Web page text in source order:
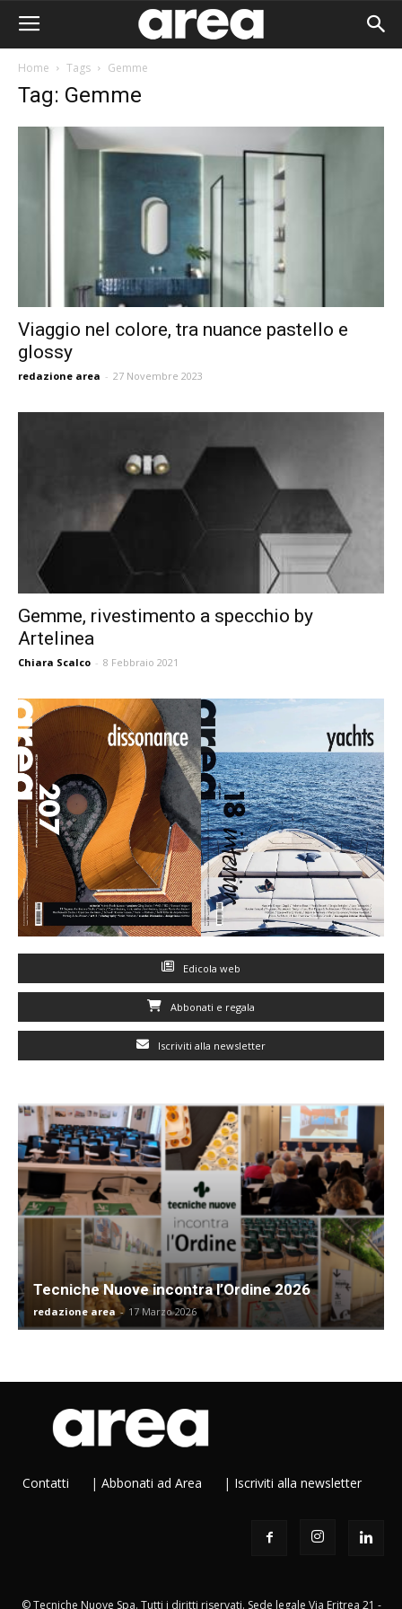
Home Tags Gemme
Tag: Gemme
Viaggio nel colore, tra nuance pastello e
glossy
redazione area - 27 Novembre 2023
Gemme, rivestimento a specchio by
Artelinea
Chiara Scalco - 8 Febbraio 2021
Edicola web
Abbonati e regala
Iscriviti alla newsletter
Tecniche Nuove incontra l’Ordine 2026
redazione area - 17 Marzo 2026
Contatti | Abbonati ad Area | Iscriviti alla newsletter
© Tecniche Nuove Spa. Tutti i diritti riservati. Sede legale Via Eritrea 21 -